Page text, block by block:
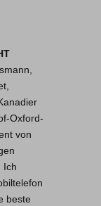
Oxford-
von
Ich
beste